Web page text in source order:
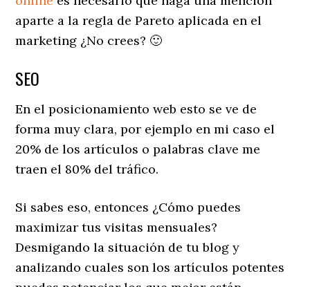
aparte a la regla de Pareto aplicada en el
marketing ¿No crees? 🙂
SEO
En el posicionamiento web esto se ve de
forma muy clara, por ejemplo en mi caso el
20% de los artículos o palabras clave me
traen el 80% del tráfico.
Si sabes eso, entonces ¿Cómo puedes
maximizar tus visitas mensuales?
Desmigando la situación de tu blog y
analizando cuales son los artículos potentes